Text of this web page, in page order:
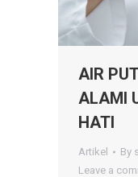
AIR
ALAMI
HATI
Artikel By
Leave a